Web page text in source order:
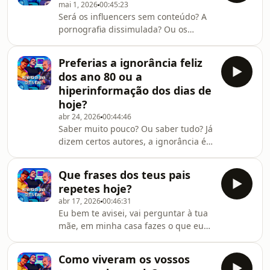
para vos dar descontos!Apliquem o
código HCI10 para 10% de desconto
em todo o site da Vibrolandia. Em
www.vibrolandia.com, aplicar o cupão
no momento da compra.
mai 1, 202600:45:23
Será os influencers sem conteúdo? A
pornografia dissimulada? Ou os
no youtube e liberdade total... até
para vos dar descontos!Apliquem o
código HCI10 para 10% de desconto
em todo o site da Vibrolandia. Em
www.vibrolandia.com, aplicar o cupão
no momento da compra.
Preferias a ignorância feliz
dos ano 80 ou a
hiperinformação dos dias de
hoje?
abr 24, 202600:44:46
Saber muito pouco? Ou saber tudo? Já
dizem certos autores, a ignorância é
youtube e liberdade total... até para
vos dar descontos!Apliquem o código
HCI10 para 10% de desconto em todo
o site da Vibrolandia. Em
www.vibrolandia.com, aplicar o cupão
no momento da compra.
Que frases dos teus pais
repetes hoje?
abr 17, 202600:46:31
Eu bem te avisei, vai perguntar à tua
mãe, em minha casa fazes o que eu
Homens de Uma Certa Idade está de
Como viveram os vossos